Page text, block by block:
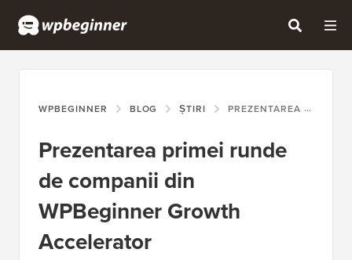
WPBEGINNER BLOG ȘTIRI PREZENTAREA PRIMEI RUNDE DE COMPANII DIN WPBEGINNER GROWTH ACCELERATOR
Prezentarea primei runde
de companii din
WPBeginner Growth
Accelerator